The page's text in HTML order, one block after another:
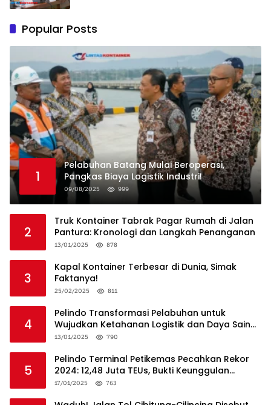
Popular Posts
1
Pelabuhan Batang Mulai Beroperasi,
Pangkas Biaya Logistik Industri!
09/08/2025 999
2
Truk Kontainer Tabrak Pagar Rumah di Jalan
Pantura: Kronologi dan Langkah Penanganan
13/01/2025 878
3
Kapal Kontainer Terbesar di Dunia, Simak
Faktanya!
25/02/2025 811
4
Pelindo Transformasi Pelabuhan untuk
Wujudkan Ketahanan Logistik dan Daya Saing
Global
13/01/2025 790
5
Pelindo Terminal Petikemas Pecahkan Rekor
2024: 12,48 Juta TEUs, Bukti Keunggulan
Logistik Nasional
17/01/2025 763